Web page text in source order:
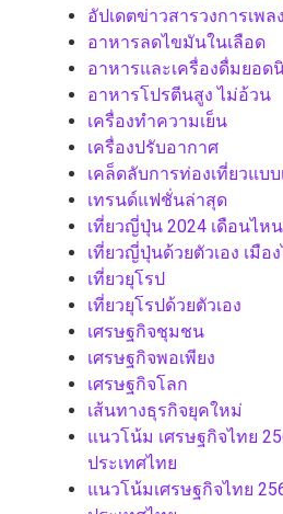
อัปเดตข่าวสารวงการเพลง
อาหารลดไขมันในเลือด
อาหารและเครื่องดื่มยอด
อาหารโปรตีนสูง ไม่อ้วน
เครื่องทำความเย็น
เครื่องปรับอากาศ
เคล็ดลับการท่องเที่ยวแบบ
เทรนด์แฟชั่นล่าสุด
เที่ยวญี่ปุ่น 2024 เดือนไห
เที่ยวญี่ปุ่นด้วยตัวเอง เมือ
เที่ยวยุโรป
เที่ยวยุโรปด้วยตัวเอง
เศรษฐกิจชุมชน
เศรษฐกิจพอเพียง
เศรษฐกิจโลก
เส้นทางธุรกิจยุคใหม่
แนวโน้ม เศรษฐกิจไทย
ประเทศไทย
แนวโน้มเศรษฐกิจไทย